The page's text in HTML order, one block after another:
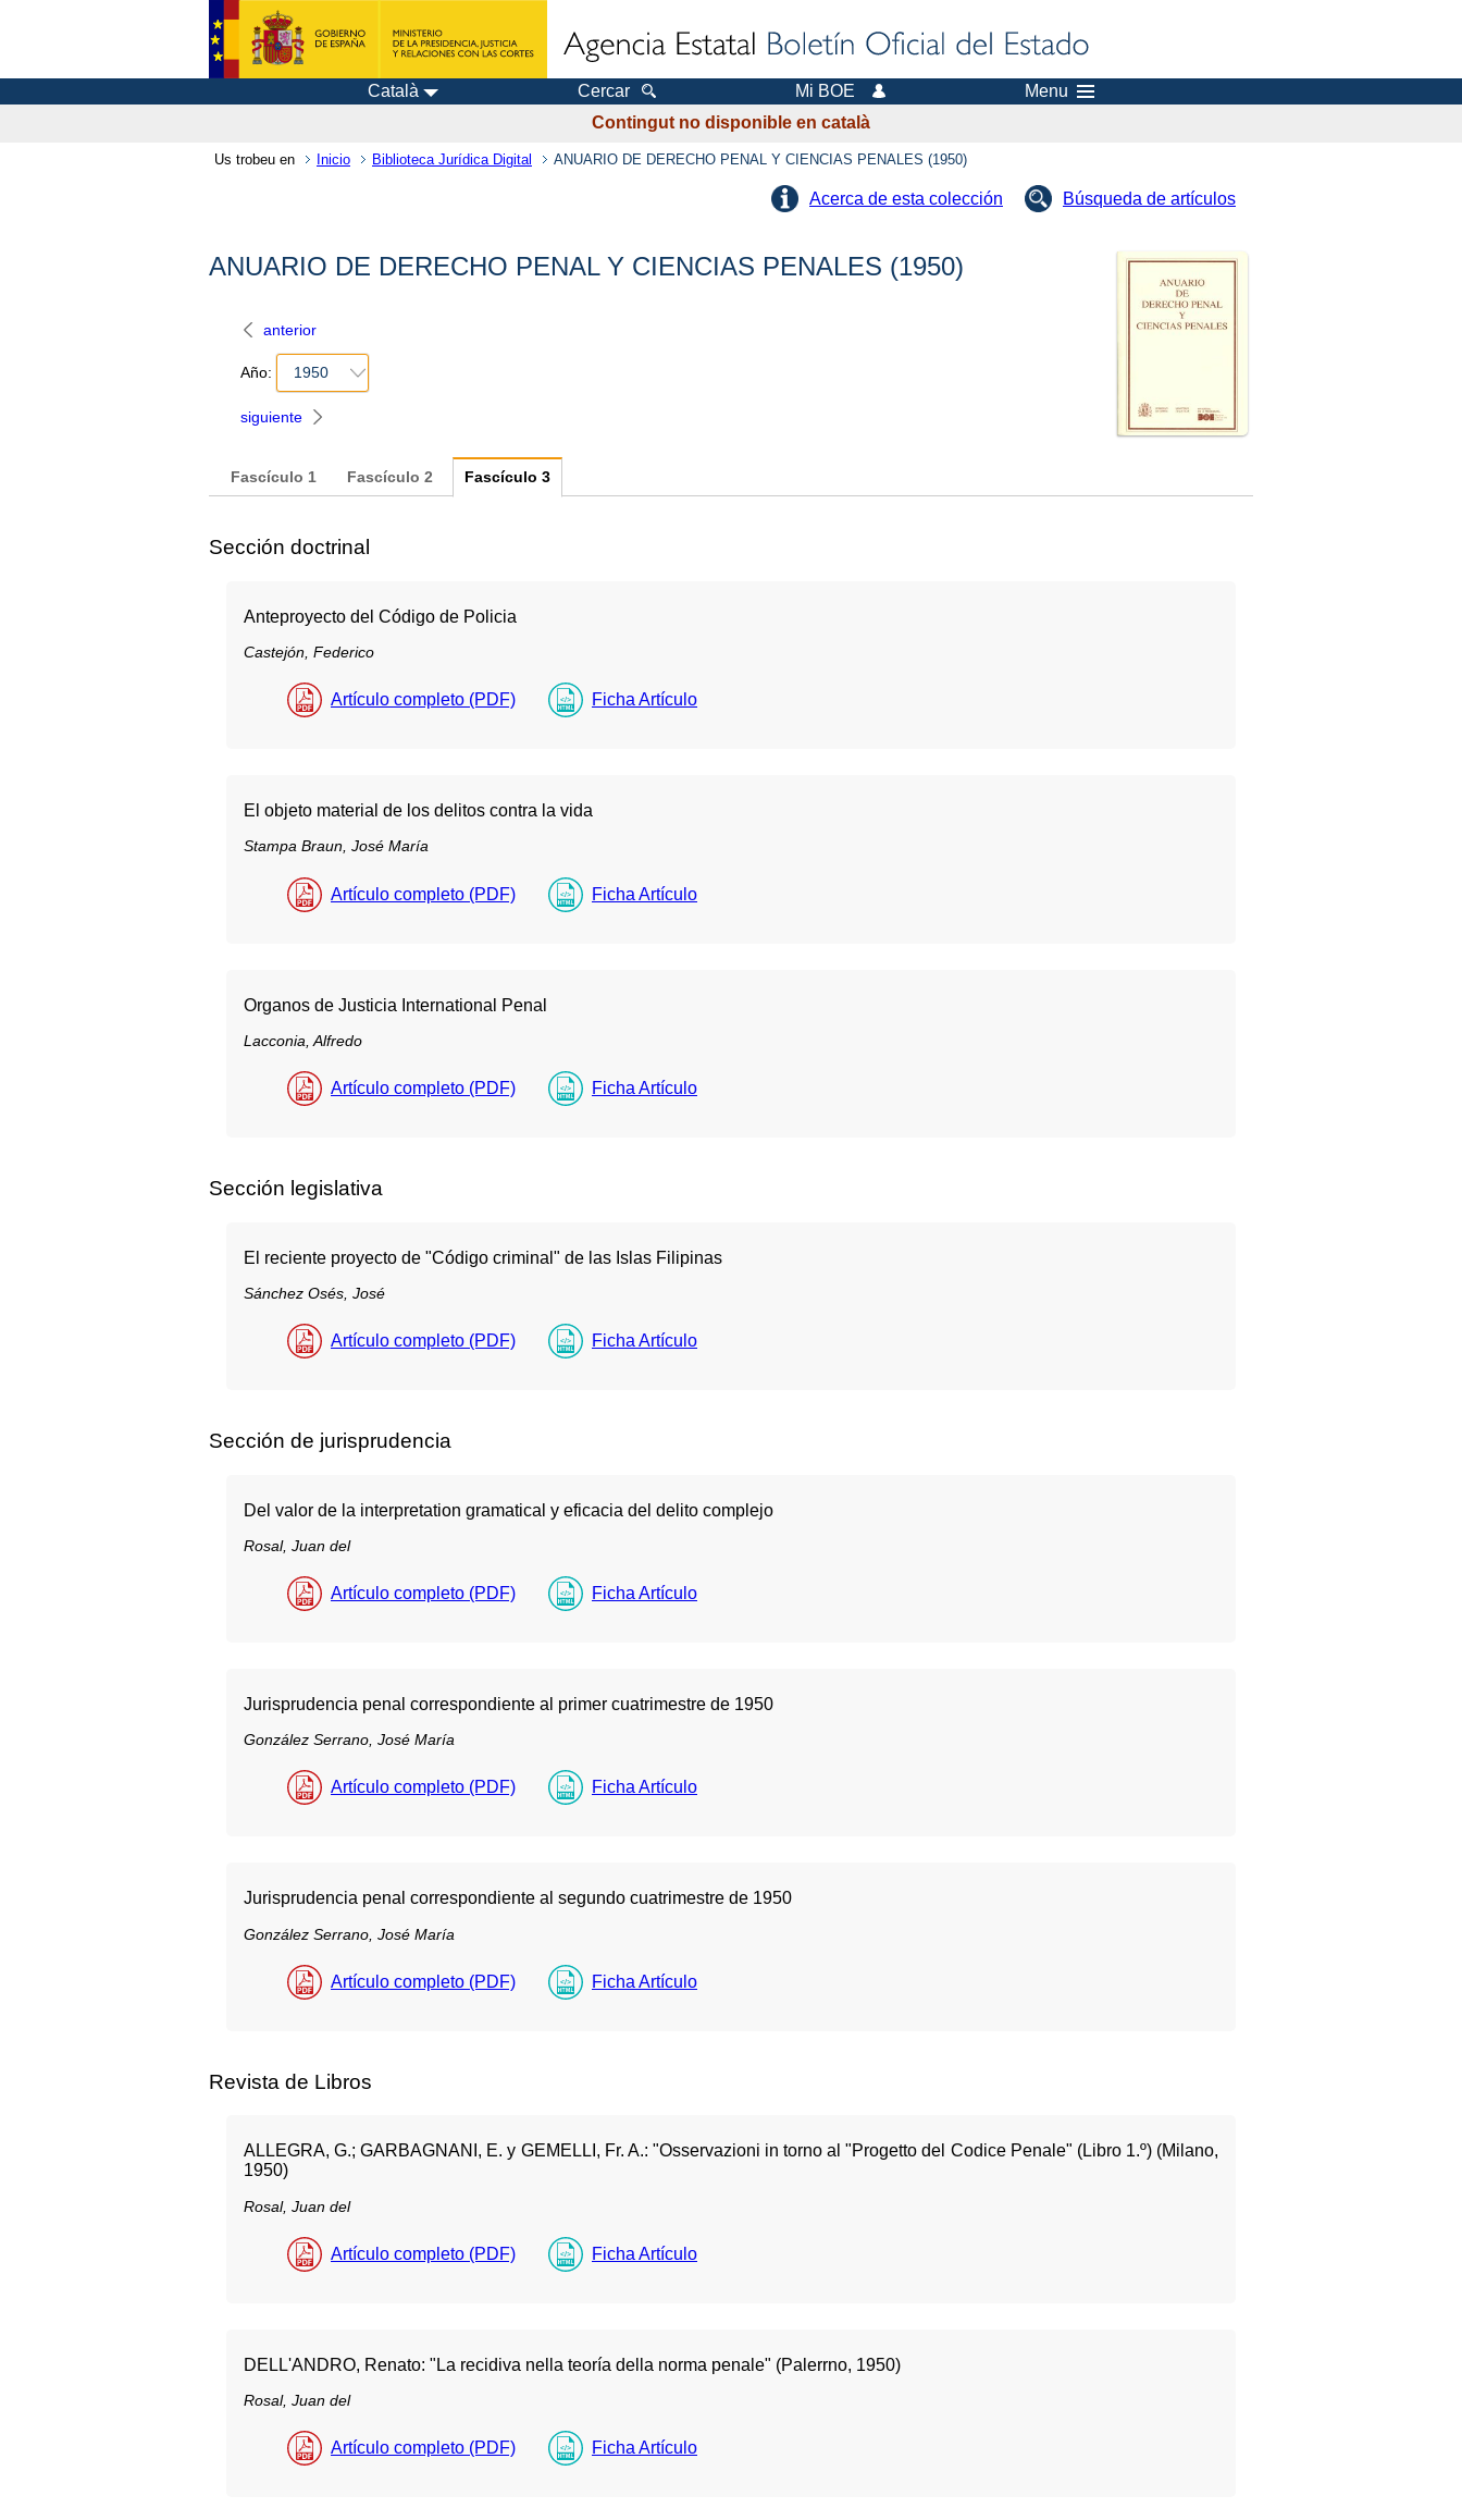
Català Cercar Mi BOE
Menu
Contingut no disponible en català
Us trobeu en Inicio Biblioteca Jurídica Digital ANUARIO DE DERECHO PENAL Y CIENCIAS PENALES (1950)
Acerca de esta colección Búsqueda de artículos
ANUARIO DE DERECHO PENAL Y CIENCIAS PENALES (1950)
anterior
Año: 1950
siguiente
Fascículo 1 Fascículo 2 Fascículo 3
Sección doctrinal
Anteproyecto del Código de Policia
Castejón, Federico
Artículo completo (PDF) Ficha Artículo
El objeto material de los delitos contra la vida
Stampa Braun, José María
Artículo completo (PDF) Ficha Artículo
Organos de Justicia International Penal
Lacconia, Alfredo
Artículo completo (PDF) Ficha Artículo
Sección legislativa
El reciente proyecto de "Código criminal" de las Islas Filipinas
Sánchez Osés, José
Artículo completo (PDF) Ficha Artículo
Sección de jurisprudencia
Del valor de la interpretation gramatical y eficacia del delito complejo
Rosal, Juan del
Artículo completo (PDF) Ficha Artículo
Jurisprudencia penal correspondiente al primer cuatrimestre de 1950
González Serrano, José María
Artículo completo (PDF) Ficha Artículo
Jurisprudencia penal correspondiente al segundo cuatrimestre de 1950
González Serrano, José María
Artículo completo (PDF) Ficha Artículo
Revista de Libros
ALLEGRA, G.; GARBAGNANI, E. y GEMELLI, Fr. A.: "Osservazioni in torno al "Progetto del Codice Penale" (Libro 1.º) (Milano,
1950)
Rosal, Juan del
Artículo completo (PDF) Ficha Artículo
DELL'ANDRO, Renato: "La recidiva nella teoría della norma penale" (Palerrno, 1950)
Rosal, Juan del
Artículo completo (PDF) Ficha Artículo